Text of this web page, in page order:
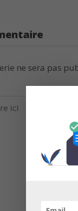
ne sera pas